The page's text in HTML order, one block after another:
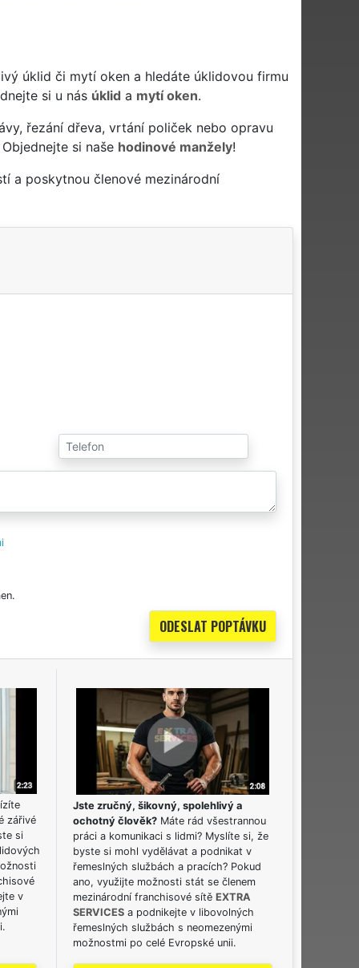
úklid či mytí oken a hledáte úklidovou firmu
si u nás úklid a mytí oken.
řezání dřeva, vrtání poliček nebo opravu
si naše hodinové manžely!
a poskytnou členové mezinárodní
zářivé
si
v
Jste zručný, šikovný, spolehlivý a
ochotný člověk? Máte rád všestrannou
práci a komunikaci s lidmi? Myslíte si, že
byste si mohl vydělávat a podnikat v
řemeslných službách a pracích? Pokud
ano, využijte možnosti stát se členem
mezinárodní franchisové sítě EXTRA
SERVICES a podnikejte v libovolných
řemeslných službách s neomezenými
možnostmi po celé Evropské unii.